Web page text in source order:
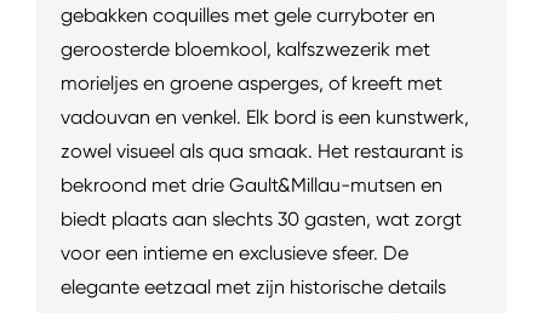
gebakken coquilles met gele curryboter en
geroosterde bloemkool, kalfszwezerik met
morieljes en groene asperges, of kreeft met
vadouvan en venkel. Elk bord is een kunstwerk,
zowel visueel als qua smaak. Het restaurant is
bekroond met drie Gault&Millau-mutsen en
biedt plaats aan slechts 30 gasten, wat zorgt
voor een intieme en exclusieve sfeer. De
elegante eetzaal met zijn historische details